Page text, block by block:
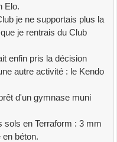
Elo.
je ne supportais plus la
je rentrais du Club
enfin pris la décision
autre activité : le Kendo
d'un gymnase muni
sols en Terraform : 3 mm
béton.